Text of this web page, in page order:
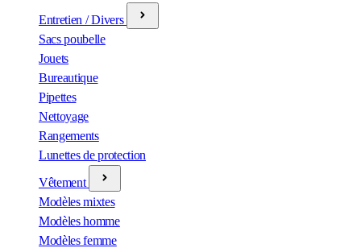
Entretien / Divers
Sacs poubelle
Jouets
Bureautique
Pipettes
Nettoyage
Rangements
Lunettes de protection
Vêtement
Modèles mixtes
Modèles homme
Modèles femme